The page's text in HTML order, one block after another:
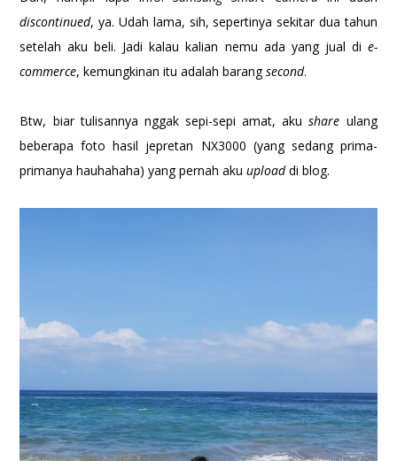
discontinued, ya. Udah lama, sih, sepertinya sekitar dua tahun
setelah aku beli. Jadi kalau kalian nemu ada yang jual di e-
commerce, kemungkinan itu adalah barangsecond.
Btw, biar tulisannya nggak sepi-sepi amat, akushare ulang
beberapa foto hasil jepretan NX3000 (yang sedang prima-
primanya hauhahaha) yang pernah akuuploaddi blog.